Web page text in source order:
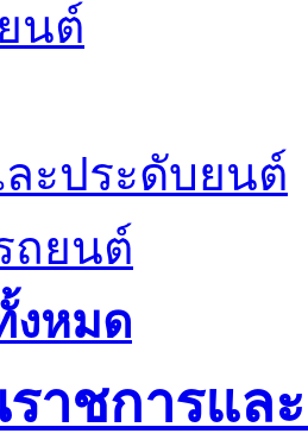
นต์
ะประดับยนต์
ถยนต์
งหมด
าชการแล